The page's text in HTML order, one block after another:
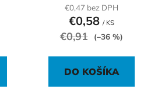
€0,47 bez DPH
€0,58 / KS
€0,91 (–36 %)
DO KOŠÍKA